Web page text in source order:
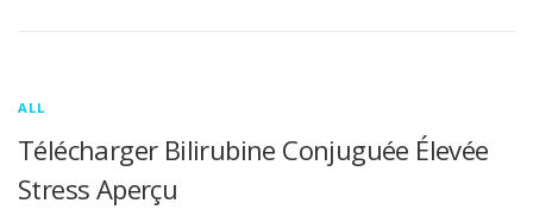
ALL
Télécharger Bilirubine Conjuguée Élevée
Stress Aperçu